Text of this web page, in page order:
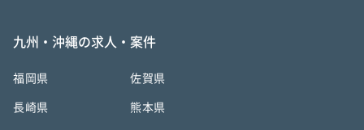
九州・沖縄の求人・案件
福岡県 佐賀県
長崎県 熊本県